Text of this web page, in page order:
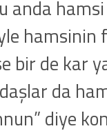
anda
hamsinin
bir de kar
da
diye